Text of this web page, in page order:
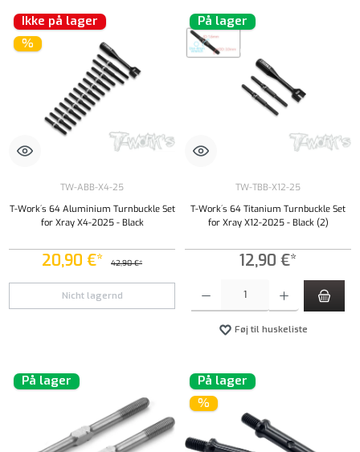
Ikke på lager
%
TW-ABB-X4-25
T-Work´s 64 Aluminium Turnbuckle Set
for Xray X4-2025 - Black
20,90 €* 42,90 €*
Nicht lagernd
På lager
TW-TBB-X12-25
T-Work´s 64 Titanium Turnbuckle Set
for Xray X12-2025 - Black (2)
12,90 €*
Føj til huskeliste
På lager
På lager
%